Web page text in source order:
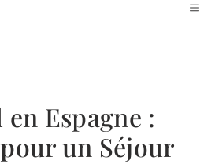
Espagne :
un Séjour